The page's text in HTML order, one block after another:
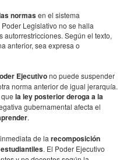
normasen el sistema
Legislativo no se halla
Según el texto,
anterior, sea expresa o
Ejecutivono puede suspender
norma anterior de igual jerarquía.
la ley posterior deroga a la
gubernamental afecta el
.
de la recomposición
. El Poder Ejecutivo